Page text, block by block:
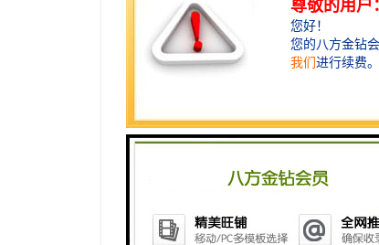
PPR热水管一般用做暖气连接管，也